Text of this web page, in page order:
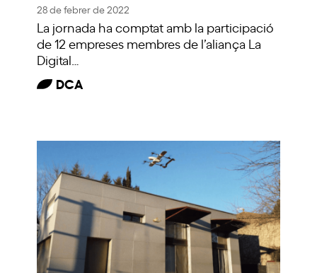
28 de febrer de 2022
La jornada ha comptat amb la participació
de 12 empreses membres de l’aliança La
Digital…
DCA